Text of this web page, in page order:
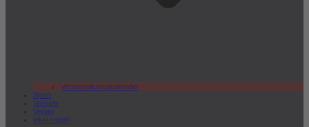
Veranstaltungskalender
Sport
Verkehr
Verlag
lokal.report